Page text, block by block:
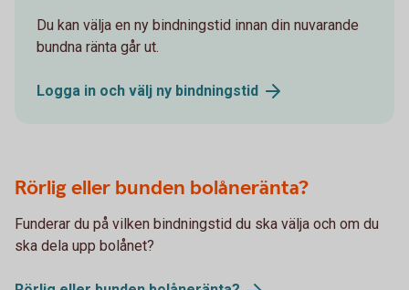
Du kan välja en ny bindningstid innan din nuvarande
bundna ränta går ut.
Logga in och välj ny bindningstid
Rörlig eller bunden bolåneränta?
Funderar du på vilken bindningstid du ska välja och om du
ska dela upp bolånet?